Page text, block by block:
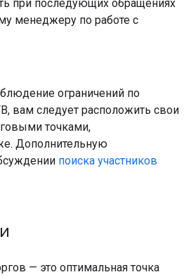
при последующих обращениях
менеджеру по работе с
ограничений по
вам следует расположить свои
точками,
Дополнительную
поиска участников
— это оптимальная точка